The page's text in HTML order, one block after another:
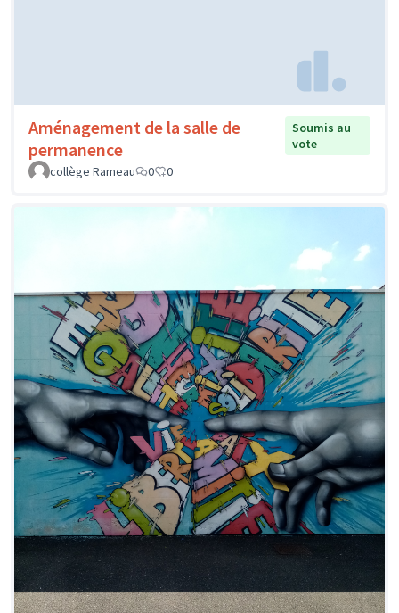
Aménagement de la salle de
permanence
Soumis au
vote
collège Rameau
0 0